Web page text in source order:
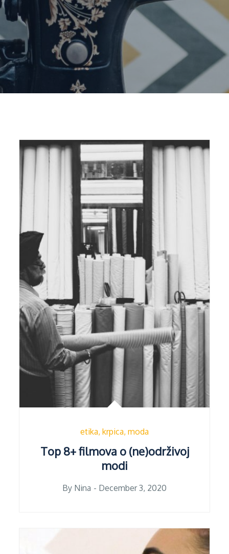
etika krpica moda
Top 8+ filmova o (ne)održivoj
modi
By Nina
Posted
December 3, 2020